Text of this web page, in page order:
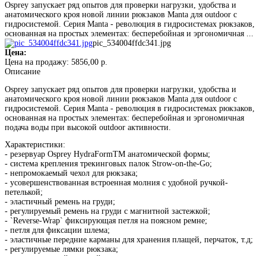
Osprey запускает ряд опытов для проверки нагрузки, удобства и
анатомического кроя новой линии рюкзаков Manta для outdoor с
гидросистемой. Серия Manta - революция в гидросистемах рюкзаков,
основанная на простых элементах: бесперебойная и эргономичная ...
pic_534004ffdc341.jpg
Цена:
Цена на продажу: 5856,00 р.
Описание
Osprey запускает ряд опытов для проверки нагрузки, удобства и
анатомического кроя новой линии рюкзаков Manta для outdoor с
гидросистемой. Серия Manta - революция в гидросистемах рюкзаков,
основанная на простых элементах: бесперебойная и эргономичная
подача воды при высокой outdoor активности.
Характеристики:
- резервуар Osprey HydraFormTM анатомической формы;
- система крепления трекинговых палок Strow-on-the-Go;
- непромокаемый чехол для рюкзака;
- усовершенствованная встроенная молния с удобной ручкой-
петелькой;
- эластичный ремень на груди;
- регулируемый ремень на груди с магнитной застежкой;
- `Reverse-Wrap` фиксирующая петля на поясном ремне;
- петля для фиксации шлема;
- эластичные передние карманы для хранения плащей, перчаток, т.д;
- регулируемые лямки рюкзака;